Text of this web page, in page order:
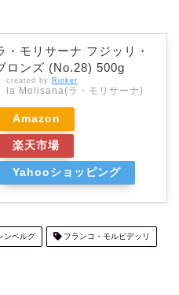
・モリサーナ フジッリ・
ロンズ (No.28) 500g
created by Rinker
la Molisana(ラ・モリサーナ)
Amazon
楽天市場
Yahooショッピング
ンベルグ フランコ・モルビデッリ